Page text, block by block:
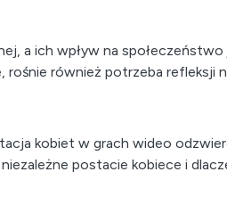
a ich wpływ na
rośnie również potrzeba refleksji
kobiet w grach wideo
postacie kobiece i